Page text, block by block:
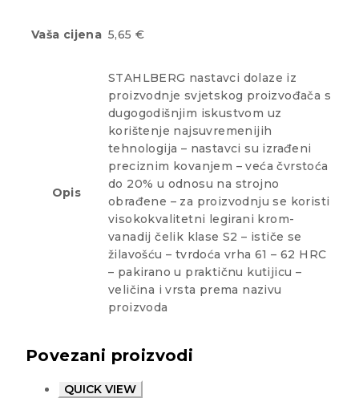
Vaša cijena 5,65 €
Opis
STAHLBERG nastavci dolaze iz
proizvodnje svjetskog proizvođača s
dugogodišnjim iskustvom uz
korištenje najsuvremenijih
tehnologija – nastavci su izrađeni
preciznim kovanjem – veća čvrstoća
do 20% u odnosu na strojno
obrađene – za proizvodnju se koristi
visokokvalitetni legirani krom-
vanadij čelik klase S2 – ističe se
žilavošću – tvrdoća vrha 61 – 62 HRC
– pakirano u praktičnu kutijicu –
veličina i vrsta prema nazivu
proizvoda
Povezani proizvodi
QUICK VIEW